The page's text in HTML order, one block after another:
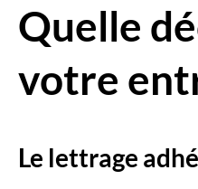
Quelle
votre
Le lettrage